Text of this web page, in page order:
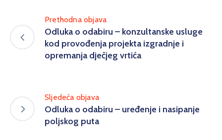
Prethodna objava
Odluka o odabiru – konzultanske usluge
kod provođenja projekta izgradnje i
opremanja dječjeg vrtića
Sljedeća objava
Odluka o odabiru – uređenje i nasipanje
poljskog puta